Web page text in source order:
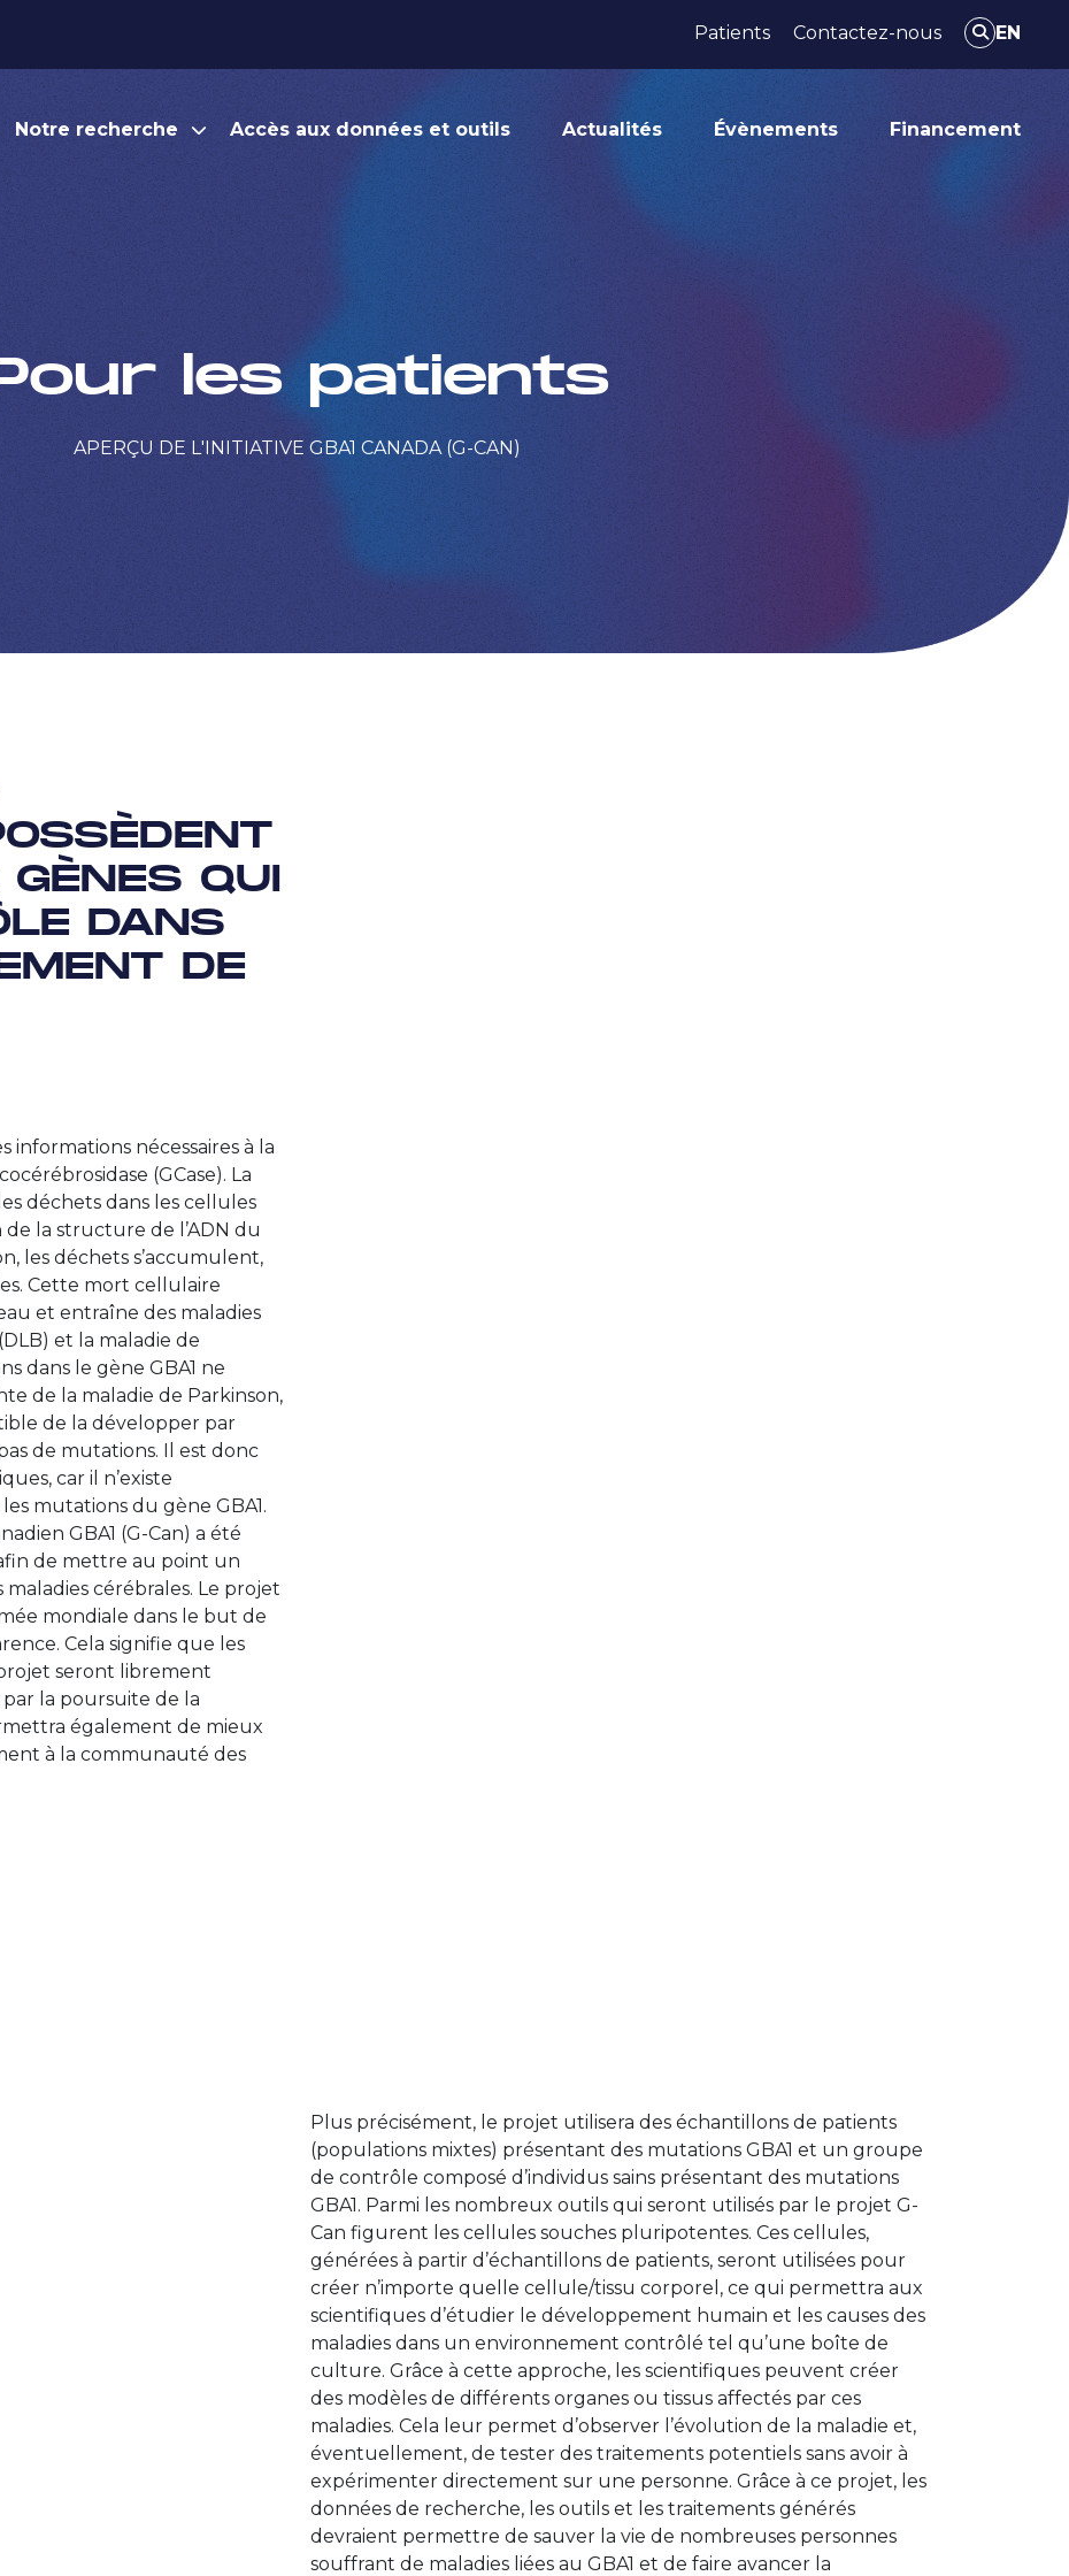
Patients Contactez-nous EN
Notre recherche Accès aux données et outils Actualités Évènements Financement
les patients
APERÇU DE L'INITIATIVE GBA1 CANADA (G-CAN)
QUI
DANS
DE
informations nécessaires à la
(GCase). La
déchets dans les cellules
la structure de l’ADN du
les déchets s’accumulent,
Cette mort cellulaire
et entraîne des maladies
et la maladie de
dans le gène GBA1 ne
de la maladie de Parkinson,
de la développer par
de mutations. Il est donc
car il n’existe
mutations du gène GBA1.
GBA1 (G-Can) a été
de mettre au point un
cérébrales. Le projet
mondiale dans le but de
Cela signifie que les
seront librement
la poursuite de la
également de mieux
à la communauté des
Plus précisément, le projet utilisera des échantillons de patients
(populations mixtes) présentant des mutations GBA1 et un groupe
de contrôle composé d’individus sains présentant des mutations
GBA1. Parmi les nombreux outils qui seront utilisés par le projet G-
Can figurent les cellules souches pluripotentes. Ces cellules,
générées à partir d’échantillons de patients, seront utilisées pour
créer n’importe quelle cellule/tissu corporel, ce qui permettra aux
scientifiques d’étudier le développement humain et les causes des
maladies dans un environnement contrôlé tel qu’une boîte de
culture. Grâce à cette approche, les scientifiques peuvent créer
des modèles de différents organes ou tissus affectés par ces
maladies. Cela leur permet d’observer l’évolution de la maladie et,
éventuellement, de tester des traitements potentiels sans avoir à
expérimenter directement sur une personne. Grâce à ce projet, les
données de recherche, les outils et les traitements générés
devraient permettre de sauver la vie de nombreuses personnes
souffrant de maladies liées au GBA1 et de faire avancer la